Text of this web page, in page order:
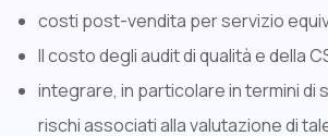
costi post-vendita per servizio
Il costo degli audit di qualità e della
integrare, in particolare in termini di
rischi associati alla valutazione di